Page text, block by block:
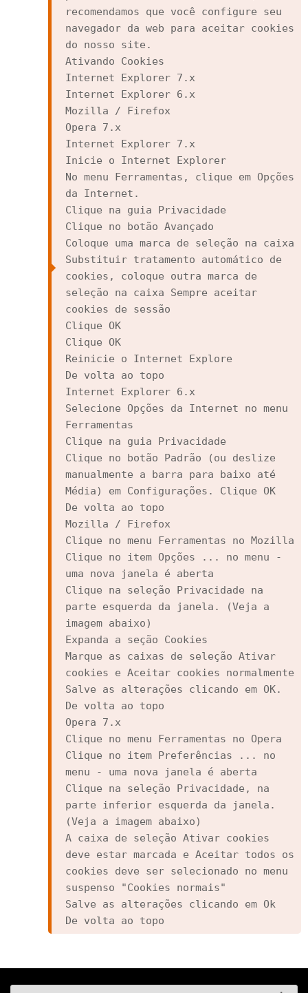
recomendamos que você configure seu
navegador da web para aceitar cookies
do nosso site.
Ativando Cookies
Internet Explorer 7.x
Internet Explorer 6.x
Mozilla / Firefox
Opera 7.x
Internet Explorer 7.x
Inicie o Internet Explorer
No menu Ferramentas, clique em Opções
da Internet.
Clique na guia Privacidade
Clique no botão Avançado
Coloque uma marca de seleção na caixa
Substituir tratamento automático de
cookies, coloque outra marca de
seleção na caixa Sempre aceitar
cookies de sessão
Clique OK
Clique OK
Reinicie o Internet Explore
De volta ao topo
Internet Explorer 6.x
Selecione Opções da Internet no menu
Ferramentas
Clique na guia Privacidade
Clique no botão Padrão (ou deslize
manualmente a barra para baixo até
Média) em Configurações. Clique OK
De volta ao topo
Mozilla / Firefox
Clique no menu Ferramentas no Mozilla
Clique no item Opções ... no menu -
uma nova janela é aberta
Clique na seleção Privacidade na
parte esquerda da janela. (Veja a
imagem abaixo)
Expanda a seção Cookies
Marque as caixas de seleção Ativar
cookies e Aceitar cookies normalmente
Salve as alterações clicando em OK.
De volta ao topo
Opera 7.x
Clique no menu Ferramentas no Opera
Clique no item Preferências ... no
menu - uma nova janela é aberta
Clique na seleção Privacidade, na
parte inferior esquerda da janela.
(Veja a imagem abaixo)
A caixa de seleção Ativar cookies
deve estar marcada e Aceitar todos os
cookies deve ser selecionado no menu
suspenso "Cookies normais"
Salve as alterações clicando em Ok
De volta ao topo